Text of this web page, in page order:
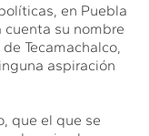
en Puebla
cuenta su nombre
Tecamachalco,
aspiración
que el que se